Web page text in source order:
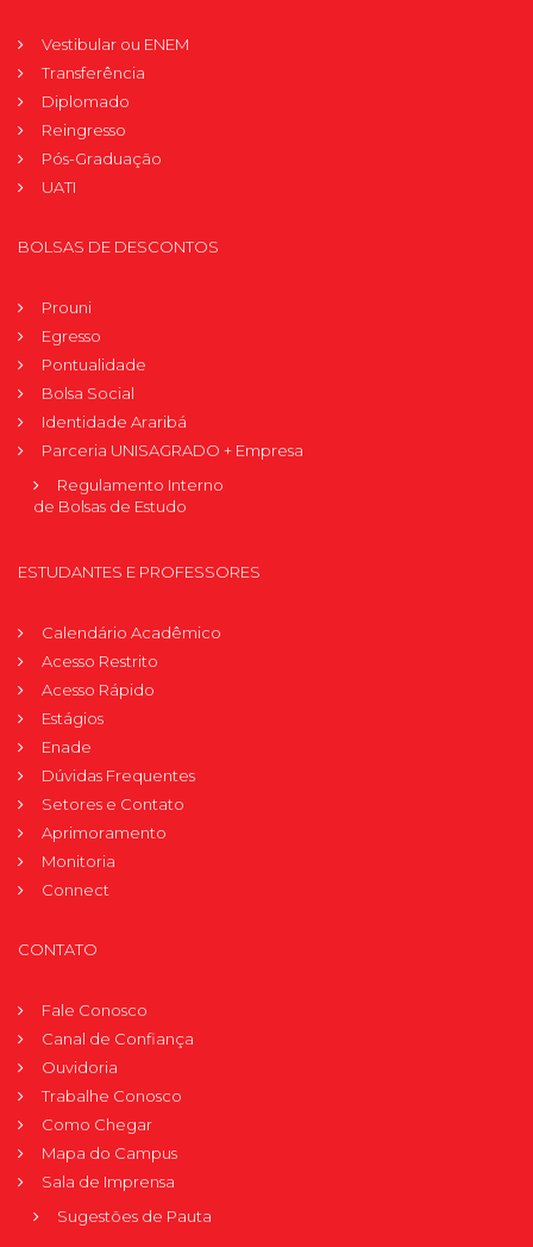
Vestibular ou ENEM
Transferência
Diplomado
Reingresso
Pós-Graduação
UATI
BOLSAS DE DESCONTOS
Prouni
Egresso
Pontualidade
Bolsa Social
Identidade Araribá
Parceria UNISAGRADO + Empresa
Regulamento Interno
de Bolsas de Estudo
ESTUDANTES E PROFESSORES
Calendário Acadêmico
Acesso Restrito
Acesso Rápido
Estágios
Enade
Dúvidas Frequentes
Setores e Contato
Aprimoramento
Monitoria
Connect
CONTATO
Fale Conosco
Canal de Confiança
Ouvidoria
Trabalhe Conosco
Como Chegar
Mapa do Campus
Sala de Imprensa
Sugestões de Pauta